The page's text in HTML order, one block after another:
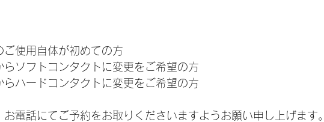
ご使用自体が初めての方
らソフトコンタクトに変更をご希望の方
らハードコンタクトに変更をご希望の方
電話にてご予約をお取りくださいますようお願い申し上げます。